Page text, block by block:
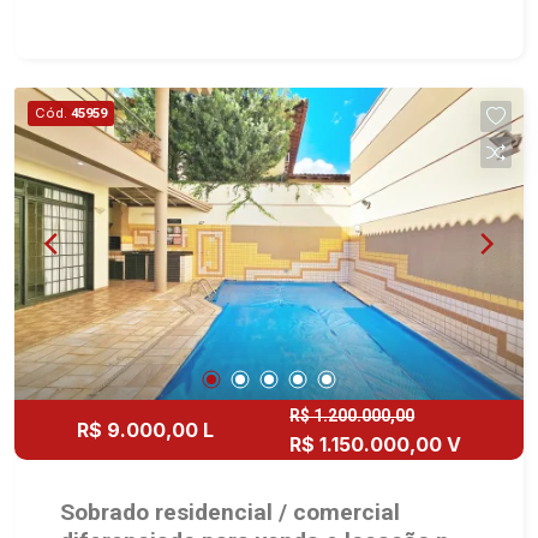
planejadas - Dependência de empregada - 2
varandas gourmet com churrasqueira, chopeira e
balcão frigorífero - Piscina - Sauna - Vestiário -
Academia - Salão de festas e jogos - Quintal -
Corredor lateral - Jardim - Pomar - Aquecedor
solar - Climatização - 6 vagas sendo 3 cobertas
Martinelli Imobiliária, referência no mercado
imobiliário desde 2000. Especialistas em Venda,
Locação e Lançamentos! Avenida João Fiúsa,
1051 - Alto da Boa Vista | Ribeirão Preto.
Cód. 45959
R$ 9.000,00 L
R$ 1.200.000,00
R$ 1.150.000,00 V
Sobrado residencial / comercial